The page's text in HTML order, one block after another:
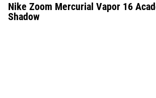
Nike Zoom Mercurial Vapor 16
Shadow